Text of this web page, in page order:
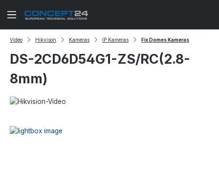
Zum Hauptinhalt springen
Video Hikvison Kameras IP Kameras Fix Domes Kameras
DS-2CD6D54G1-ZS/RC(2.8-
8mm)